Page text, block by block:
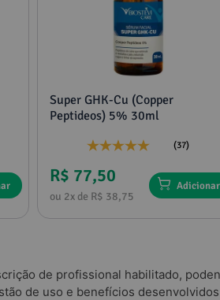
Super GHK-Cu (Copper
Peptideos) 5% 30ml
(37)
R$ 77,50
ou 2x de R$ 38,75
Adicionar
de profissional habilitado,
de uso e benefícios